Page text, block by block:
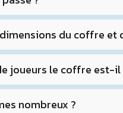
du coffre et
joueurs le coffre est-il
nombreux ?